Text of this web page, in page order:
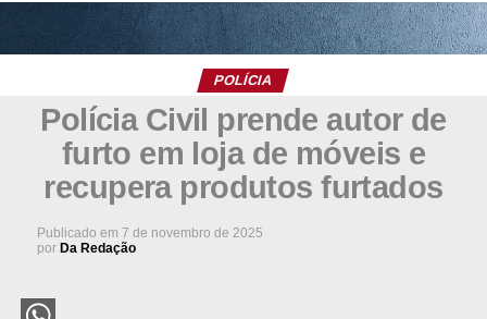
POLÍCIA
Polícia Civil prende autor de
furto em loja de móveis e
recupera produtos furtados
Publicado em 7 de novembro de 2025
por Da Redação